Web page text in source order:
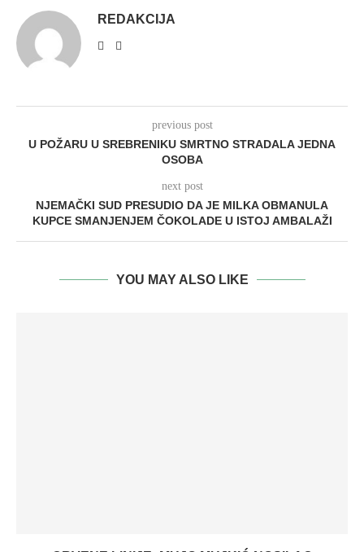
REDAKCIJA
previous post
U POŽARU U SREBRENIKU SMRTNO STRADALA JEDNA
OSOBA
next post
NJEMAČKI SUD PRESUDIO DA JE MILKA OBMANULA
KUPCE SMANJENJEM ČOKOLADE U ISTOJ AMBALAŽI
YOU MAY ALSO LIKE